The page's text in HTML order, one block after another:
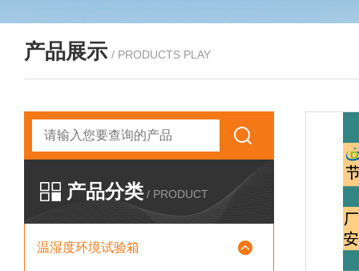
产品展示 / PRODUCTS PLAY
产品分类 / PRODUCT
温湿度环境试验箱